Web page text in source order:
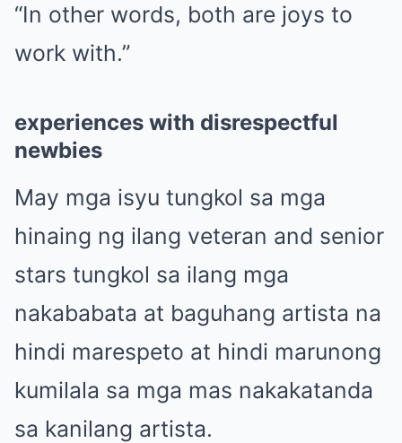
“In other words, both are joys to
work with.”
experiences with disrespectful
newbies
May mga isyu tungkol sa mga
hinaing ng ilang veteran and senior
stars tungkol sa ilang mga
nakababata at baguhang artista na
hindi marespeto at hindi marunong
kumilala sa mga mas nakakatanda
sa kanilang artista.